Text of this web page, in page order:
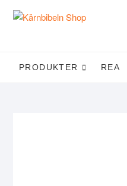
PRODUKTER REA